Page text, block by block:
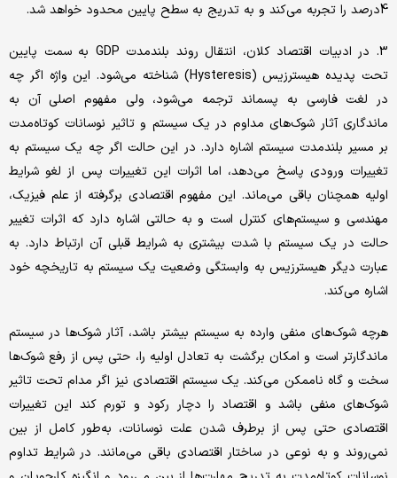
4درصد را تجربه می‌کند و به تدریج به سطح پایین محدود خواهد شد.
3. در ادبیات اقتصاد کلان، انتقال روند بلندمدت GDP به سمت پایین
تحت پدیده هیسترزیس (Hysteresis) شناخته می‌شود. این واژه اگر چه
در لغت فارسی به پسماند ترجمه می‌شود، ولی مفهوم اصلی آن به
ماندگاری آثار شوک‌های مداوم در یک سیستم و تاثیر نوسانات کوتاه‌مدت
بر مسیر بلندمدت سیستم اشاره دارد. در این حالت اگر چه یک سیستم به
تغییرات ورودی پاسخ می‌دهد، اما اثرات این تغییرات پس از لغو شرایط
اولیه همچنان باقی می‌ماند. این مفهوم اقتصادی برگرفته از علم فیزیک،
مهندسی و سیستم‌های کنترل است و به حالتی اشاره دارد که اثرات تغییر
حالت در یک سیستم با شدت بیشتری به شرایط قبلی آن ارتباط دارد. به
عبارت دیگر هیسترزیس به وابستگی وضعیت یک سیستم به تاریخچه‌ خود
اشاره می‌کند.
هرچه شوک‌های منفی وارده به سیستم بیشتر باشد، آثار شوک‌ها در سیستم
ماندگارتر است و امکان برگشت به تعادل اولیه را، حتی پس از رفع شوک‌ها
سخت و گاه ناممکن می‌کند. یک سیستم اقتصادی نیز اگر مدام تحت تاثیر
شوک‌های منفی باشد و اقتصاد را دچار رکود و تورم کند این تغییرات
اقتصادی حتی پس از برطرف شدن علت نوسانات، به‌طور کامل از بین
نمی‌روند و به نوعی در ساختار اقتصادی باقی می‌مانند. در شرایط تداوم